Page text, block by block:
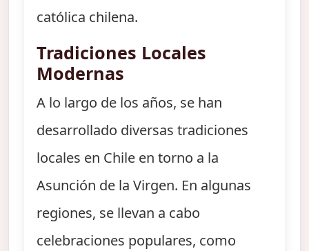
católica chilena.
Tradiciones Locales
Modernas
A lo largo de los años, se han
desarrollado diversas tradiciones
locales en Chile en torno a la
Asunción de la Virgen. En algunas
regiones, se llevan a cabo
celebraciones populares, como